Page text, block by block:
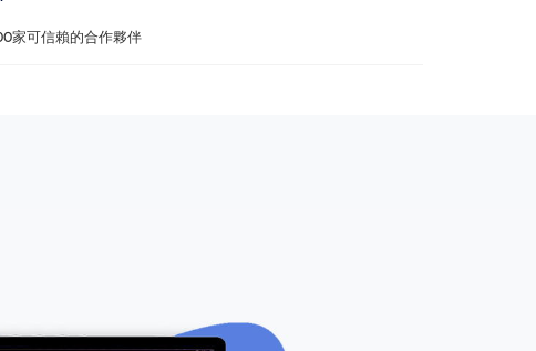
家可信賴的合作夥伴